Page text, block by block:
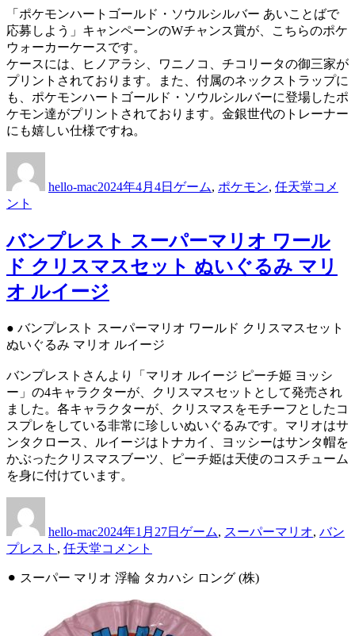
バ
ー
ミ
ン
に
「ポケモンハートゴールド・ソウルシルバー あいことばで
応募しよう」キャンペーンのWチャンス賞が、こちらのポケ
ウォーカーケースです。
ケースには、ヒノアラシ、ワニノコ、チコリータの御三家が
プリントされております。また、付属のネックストラップに
も、ポケモンハートゴールド・ソウルシルバーに登場したポ
ケモン達がプリントされております。金銀世代のトレーナー
にも嬉しい仕様ですね。
者
hello-mac日:
2024年4月4日ゴ
ゲーム, ポケモン, 任天堂モ
ケ
ッ
ト
ス
ハ
ー
ト
ゴ
ー
ル
シ
コメ
ント
バンプレスト スーパーマリオ ワール
ド クリスマスセット ぬいぐるみ マリ
オ ルイージ
● バンプレスト スーパーマリオ ワールド クリスマスセット
ぬいぐるみ マリオ ルイージ
バンプレストさんより「マリオ ルイージ ピーチ姫 ヨッシ
ー」の4キャラクターが、クリスマスセットとして発売され
ました。各キャラクターが、クリスマスをモチーフとしたコ
スプレをしている非常に珍しいぬいぐるみです。マリオはサ
ンタクロース、ルイージはトナカイ、ヨッシーはサンタ帽を
かぶったクリスマスブーツ、ピーチ姫は天使のコスチューム
を身に付けています。
者
hello-mac日:
2024年1月27日ゴ
ー
ゲーム, スーパーマリオ, バン
プレスト , 任天堂バ
プ
ト
コメント
⚫︎ スーパー マリオ 浮輪 タカハシ ロング (株)